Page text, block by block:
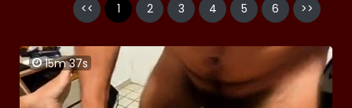
<< 1 2 3 4 5 6 >>
15m 37s